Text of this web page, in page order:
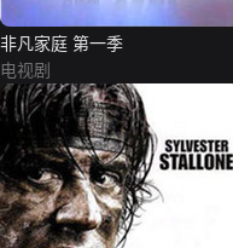
非凡家庭 第一季
电视剧